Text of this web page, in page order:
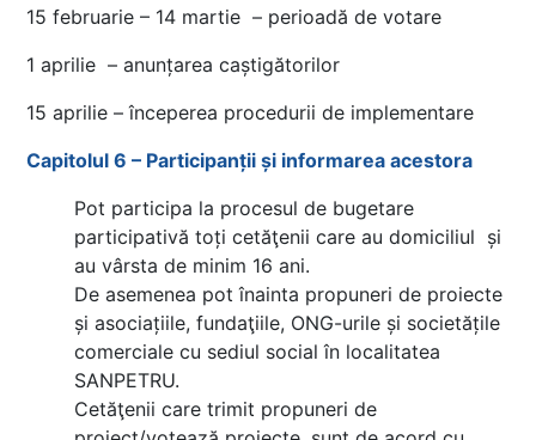
15 februarie – 14 martie – perioadă de votare
1 aprilie – anunțarea caștigătorilor
15 aprilie – începerea procedurii de implementare
Capitolul 6 – Participanții și informarea acestora
Pot participa la procesul de bugetare
participativă toți cetăţenii care au domiciliul și
au vârsta de minim 16 ani.
De asemenea pot înainta propuneri de proiecte
și asociațiile, fundaţiile, ONG-urile și societățile
comerciale cu sediul social în localitatea
SANPETRU.
Cetăţenii care trimit propuneri de